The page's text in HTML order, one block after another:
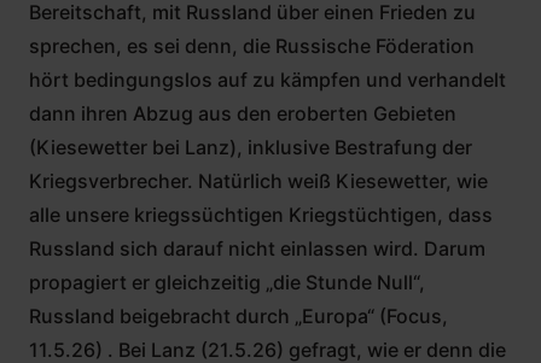
Bereitschaft, mit Russland über einen Frieden zu
sprechen, es sei denn, die Russische Föderation
hört bedingungslos auf zu kämpfen und verhandelt
dann ihren Abzug aus den eroberten Gebieten
(Kiesewetter bei Lanz), inklusive Bestrafung der
Kriegsverbrecher. Natürlich weiß Kiesewetter, wie
alle unsere kriegssüchtigen Kriegstüchtigen, dass
Russland sich darauf nicht einlassen wird. Darum
propagiert er gleichzeitig „die Stunde Null“,
Russland beigebracht durch „Europa“ (Focus,
11.5.26) . Bei Lanz (21.5.26) gefragt, wie er denn die